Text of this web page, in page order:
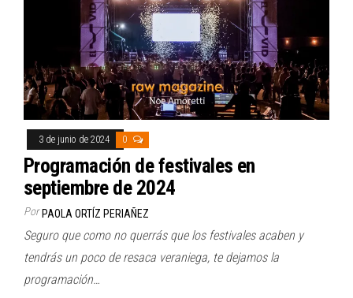
3 de junio de 2024 0
Programación de festivales en
septiembre de 2024
Por PAOLA ORTÍZ PERIAÑEZ
Seguro que como no querrás que los festivales acaben y
tendrás un poco de resaca veraniega, te dejamos la
programación…